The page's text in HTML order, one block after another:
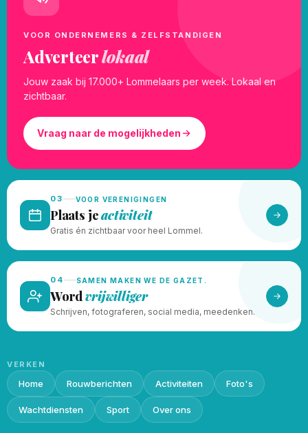
VOOR ONDERNEMERS & ZELFSTANDIGEN
Adverteerlokaal
Jouw zaak bij 17.000+ Lommelaars per week. Lokaal en
zichtbaar.
Vraag naar de mogelijkheden
03 VOOR VERENIGINGEN
Plaats jeactiviteit
Gratis én zichtbaar voor heel Lommel.
04 SAMEN MAKEN WE DE GAZET.
Wordvrijwilliger
Schrijven, fotograferen, social media, meedenken.
VERKEN
Home Rouwberichten Activiteiten Foto's
Wachtdiensten Sport Over ons